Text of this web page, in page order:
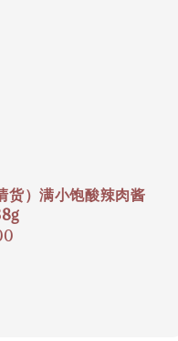
货）满小饱酸辣肉酱